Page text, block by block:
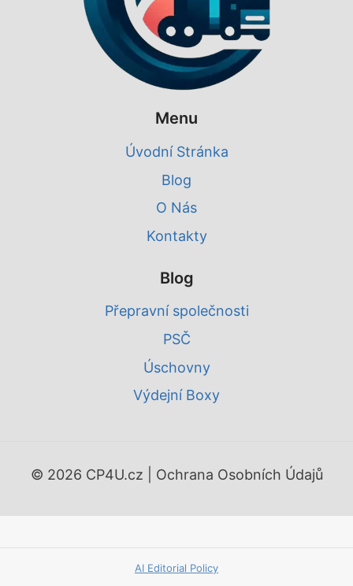
Menu
Úvodní Stránka
Blog
O Nás
Kontakty
Blog
Přepravní společnosti
PSČ
Úschovny
Výdejní Boxy
© 2026 CP4U.cz | Ochrana Osobních Údajů
AI Editorial Policy